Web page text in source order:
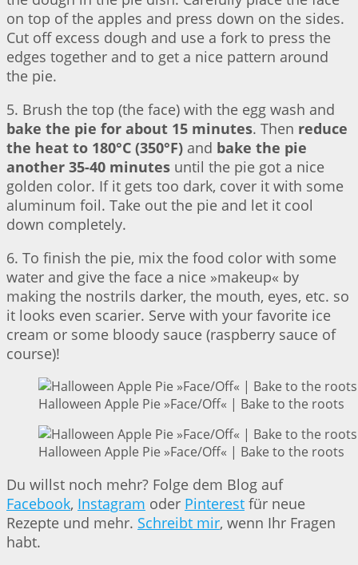
on top of the apples and press down on the sides.
Cut off excess dough and use a fork to press the
edges together and to get a nice pattern around
the pie.
5. Brush the top (the face) with the egg wash and
bake the pie for about 15 minutes. Then reduce
the heat to 180°C (350°F) and bake the pie
another 35-40 minutes until the pie got a nice
golden color. If it gets too dark, cover it with some
aluminum foil. Take out the pie and let it cool
down completely.
6. To finish the pie, mix the food color with some
water and give the face a nice »makeup« by
making the nostrils darker, the mouth, eyes, etc. so
it looks even scarier. Serve with your favorite ice
cream or some bloody sauce (raspberry sauce of
course)!
Halloween Apple Pie »Face/Off« | Bake to the roots
Halloween Apple Pie »Face/Off« | Bake to the roots
Du willst noch mehr? Folge dem Blog auf
Facebook, Instagram oder Pinterest für neue
Rezepte und mehr. Schreibt mir, wenn Ihr Fragen
habt.